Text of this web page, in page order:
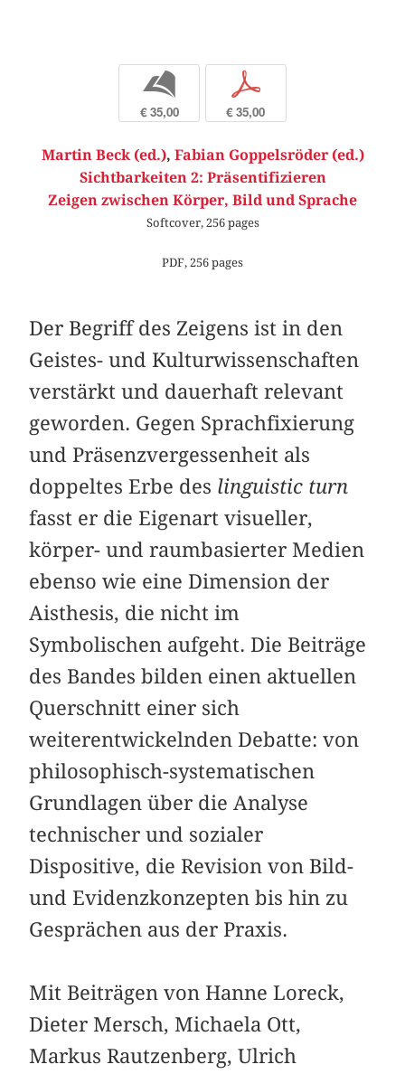
b
€ 35,00
p
€ 35,00
Martin Beck (ed.), Fabian Goppelsröder (ed.)
Sichtbarkeiten 2: Präsentifizieren
Zeigen zwischen Körper, Bild und Sprache
Softcover, 256 pages
PDF, 256 pages
Der Begriff des Zeigens ist in den
Geistes- und Kulturwissenschaften
verstärkt und dauerhaft relevant
geworden. Gegen Sprachfixierung
und Präsenzvergessenheit als
doppeltes Erbe des linguistic turn
fasst er die Eigenart visueller,
körper- und raumbasierter Medien
ebenso wie eine Dimension der
Aisthesis, die nicht im
Symbolischen aufgeht. Die Beiträge
des Bandes bilden einen aktuellen
Querschnitt einer sich
weiterentwickelnden Debatte: von
philosophisch-systematischen
Grundlagen über die Analyse
technischer und sozialer
Dispositive, die Revision von Bild-
und Evidenzkonzepten bis hin zu
Gesprächen aus der Praxis.
Mit Beiträgen von Hanne Loreck,
Dieter Mersch, Michaela Ott,
Markus Rautzenberg, Ulrich